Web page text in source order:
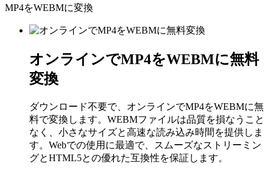
MP4をWEBMに変換
オンラインでMP4をWEBMに無料
変換
ダウンロード不要で、オンラインでMP4をWEBMに無
料で変換します。WEBMファイルは品質を損なうこと
なく、小さなサイズと高速な読み込み時間を提供しま
す。Webでの使用に最適で、スムーズなストリーミン
グとHTML5との優れた互換性を保証します。